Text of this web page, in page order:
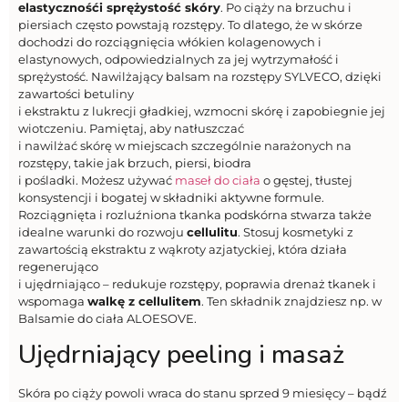
elastycznośći sprężystość skóry. Po ciąży na brzuchu i
piersiach często powstają rozstępy. To dlatego, że w skórze
dochodzi do rozciągnięcia włókien kolagenowych i
elastynowych, odpowiedzialnych za jej wytrzymałość i
sprężystość. Nawilżający balsam na rozstępy SYLVECO, dzięki
zawartości betuliny
i ekstraktu z lukrecji gładkiej, wzmocni skórę i zapobiegnie jej
wiotczeniu. Pamiętaj, aby natłuszczać
i nawilżać skórę w miejscach szczególnie narażonych na
rozstępy, takie jak brzuch, piersi, biodra
i pośladki. Możesz używać maseł do ciała o gęstej, tłustej
konsystencji i bogatej w składniki aktywne formule.
Rozciągnięta i rozluźniona tkanka podskórna stwarza także
idealne warunki do rozwoju cellulitu. Stosuj kosmetyki z
zawartością ekstraktu z wąkroty azjatyckiej, która działa
regenerująco
i ujędrniająco – redukuje rozstępy, poprawia drenaż tkanek i
wspomaga walkę z cellulitem. Ten składnik znajdziesz np. w
Balsamie do ciała ALOESOVE.
Ujędrniający peeling i masaż
Skóra po ciąży powoli wraca do stanu sprzed 9 miesięcy – bądź